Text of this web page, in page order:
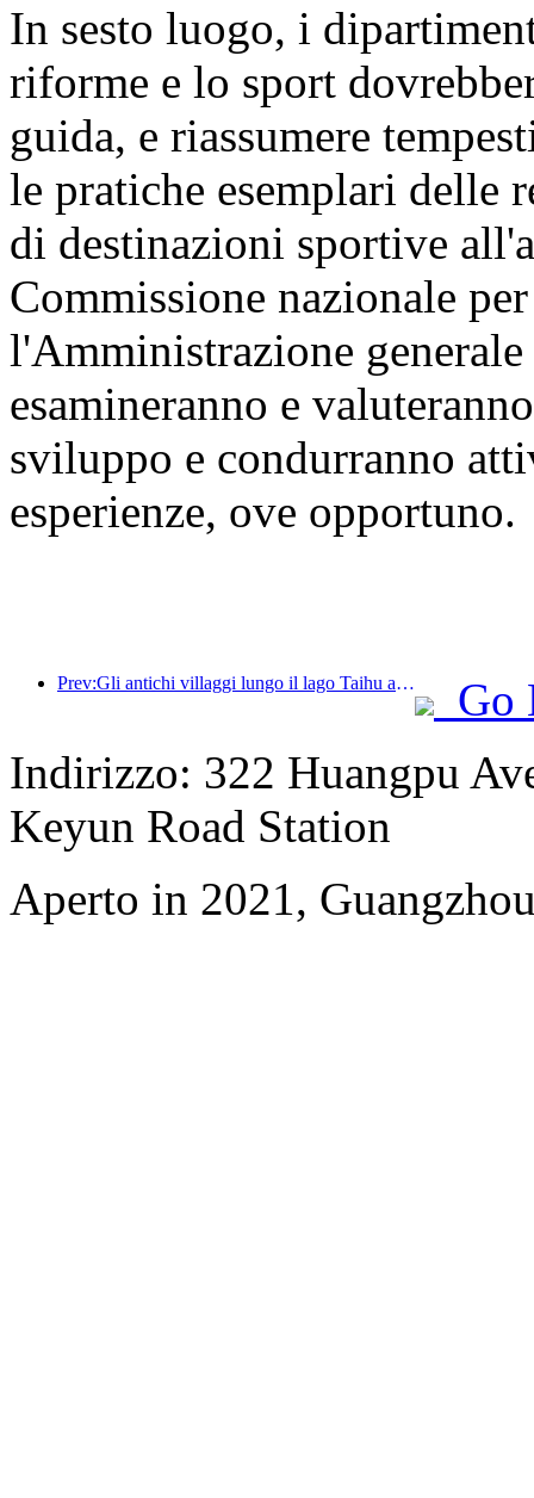
In sesto luogo, i
riforme e lo sport
guida, e riassumere
le pratiche esemplari delle
di destinazioni sportive
Commissione nazionale
l'Amministrazione
esamineranno e
sviluppo e condurranno
esperienze, ove opportuno.
Prev:Gli antichi villaggi lungo il lago Taihu a Huzhou, nella provincia dello Zhejiang, hanno avviato lavori di ristrutturazione e ammodernamento, con un investimento di quasi 1 miliardo di yuan.
Go
Indirizzo: 322 Huangpu
Keyun Road Station
Aperto in 2021,